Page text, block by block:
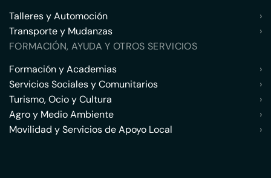
Talleres y Automoción
›
Transporte y Mudanzas
›
FORMACIÓN, AYUDA Y OTROS SERVICIOS
Formación y Academias
›
Servicios Sociales y Comunitarios
›
Turismo, Ocio y Cultura
›
Agro y Medio Ambiente
›
Movilidad y Servicios de Apoyo Local
›